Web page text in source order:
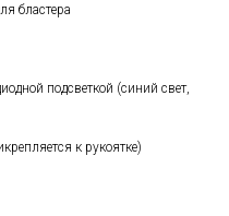
бластера
подсветкой (синий свет,
к рукоятке)